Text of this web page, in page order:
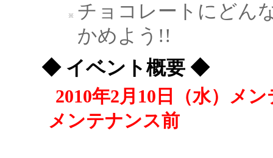
チョコレートにどん
かめよう!!
◆ イベント概要 ◆
2010年2月10日（水）メ
メンテナンス前